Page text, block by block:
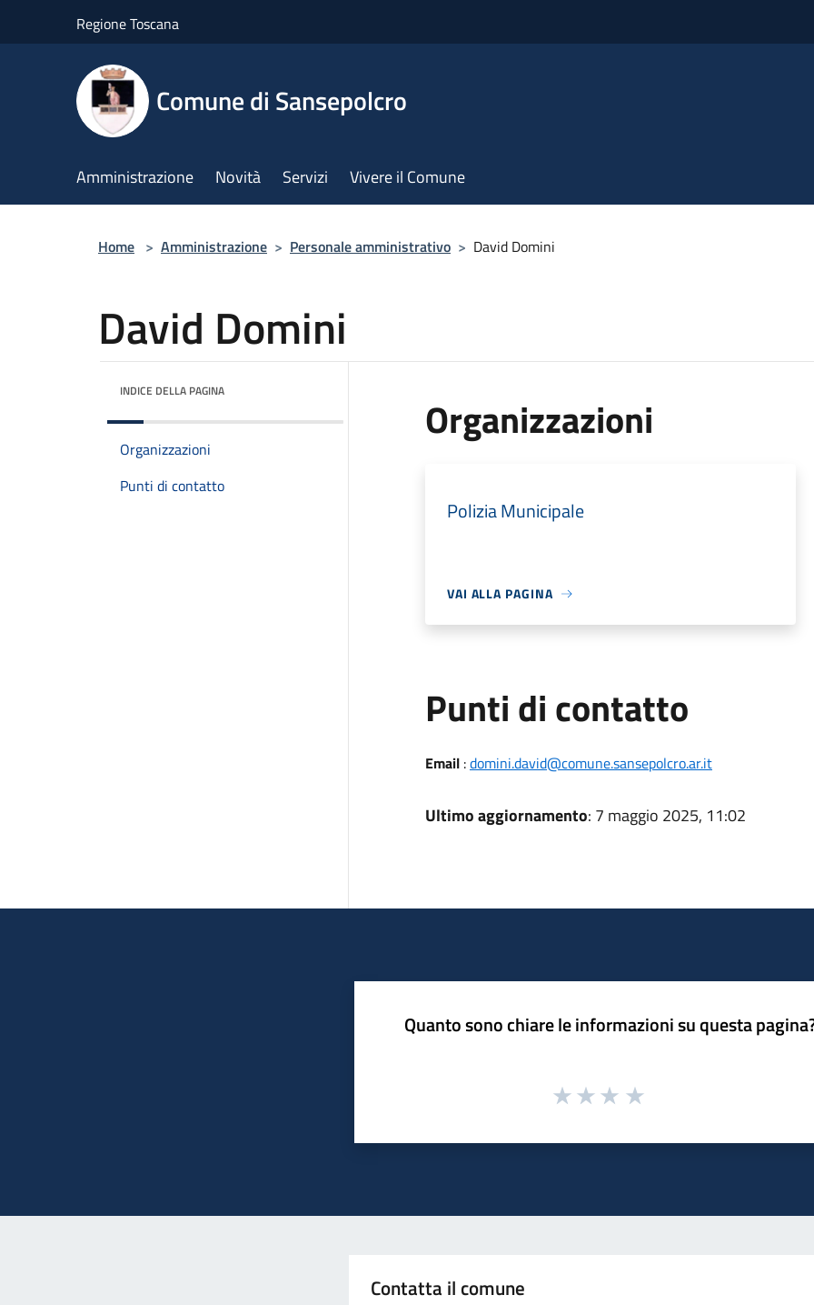
Regione Toscana
Comune di Sansepolcro
Amministrazione Novità Servizi Vivere il Comune
Home > Amministrazione > Personale amministrativo > David Domini
David Domini
INDICE DELLA PAGINA
Organizzazioni
Punti di contatto
Organizzazioni
Polizia Municipale
VAI ALLA PAGINA
Punti di contatto
Email:domini.david@comune.sansepolcro.ar.it
Ultimo aggiornamento: 7 maggio 2025, 11:02
Quanto sono chiare le informazioni su questa
Contatta il comune